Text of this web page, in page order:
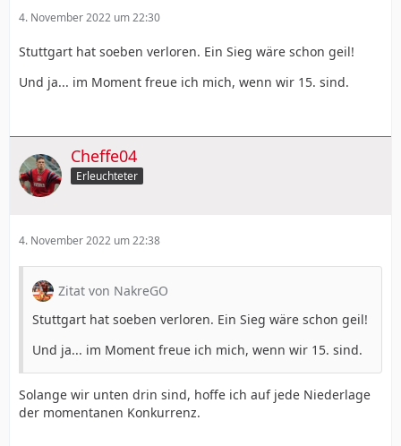
4. November 2022 um 22:30
Stuttgart hat soeben verloren. Ein Sieg wäre schon geil!
Und ja... im Moment freue ich mich, wenn wir 15. sind.
Cheffe04
Erleuchteter
4. November 2022 um 22:38
Zitat von NakreGO
Stuttgart hat soeben verloren. Ein Sieg wäre schon geil!
Und ja... im Moment freue ich mich, wenn wir 15. sind.
Solange wir unten drin sind, hoffe ich auf jede Niederlage
der momentanen Konkurrenz.